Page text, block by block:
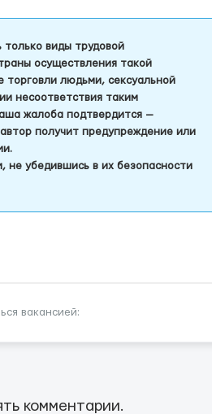
виды трудовой
осуществления такой
людьми, сексуальной
несоответствия таким
жалоба подтвердится —
получит предупреждение или
не убедившись в их безопасности
вакансией:
комментарии.